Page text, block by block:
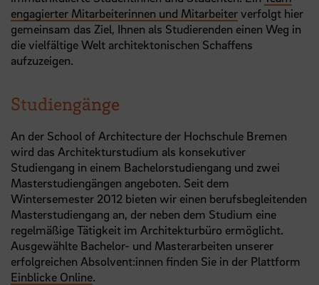
engagierter Mitarbeiterinnen und Mitarbeiterverfolgt hier
gemeinsam das Ziel, Ihnen als Studierenden einen Weg in
die vielfältige Welt architektonischen Schaffens
aufzuzeigen.
Studiengänge
An der School of Architecture der Hochschule Bremen
wird das Architekturstudium als konsekutiver
Studiengang in einem Bachelorstudiengang und zwei
Masterstudiengängen angeboten. Seit dem
Wintersemester 2012 bieten wir einen berufsbegleitenden
Masterstudiengang an, der neben dem Studium eine
regelmäßige Tätigkeit im Architekturbüro ermöglicht.
Ausgewählte Bachelor- und Masterarbeiten unserer
erfolgreichen Absolvent:innen finden Sie in der Plattform
Einblicke Online.